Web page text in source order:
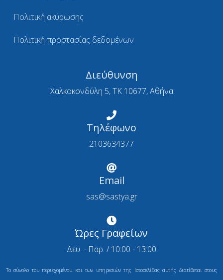
Πολιτική ακύρωσης
Πολιτική προστασίας δεδομένων
Διεύθυνση
Χαλκοκονδύλη 5, ΤΚ 10677, Αθήνα
Τηλέφωνο
2103634377
Email
sas@sastya.gr
Ώρες Γραφείων
Δευ. - Παρ. / 10:00 - 13:00
Το σύνολο του περιεχομένου και των υπηρεσιών της Ιστοσελίδας αυτής διατίθεται στους